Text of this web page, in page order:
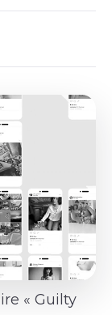
« Guilty